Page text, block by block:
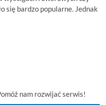
się bardzo popularne. Jednak
nam rozwijać serwis!